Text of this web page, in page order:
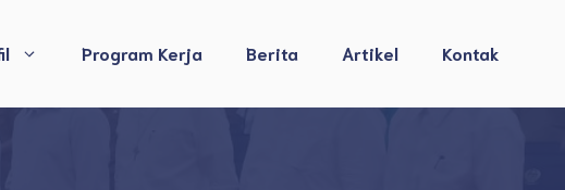
Program Kerja Berita Artikel Kontak